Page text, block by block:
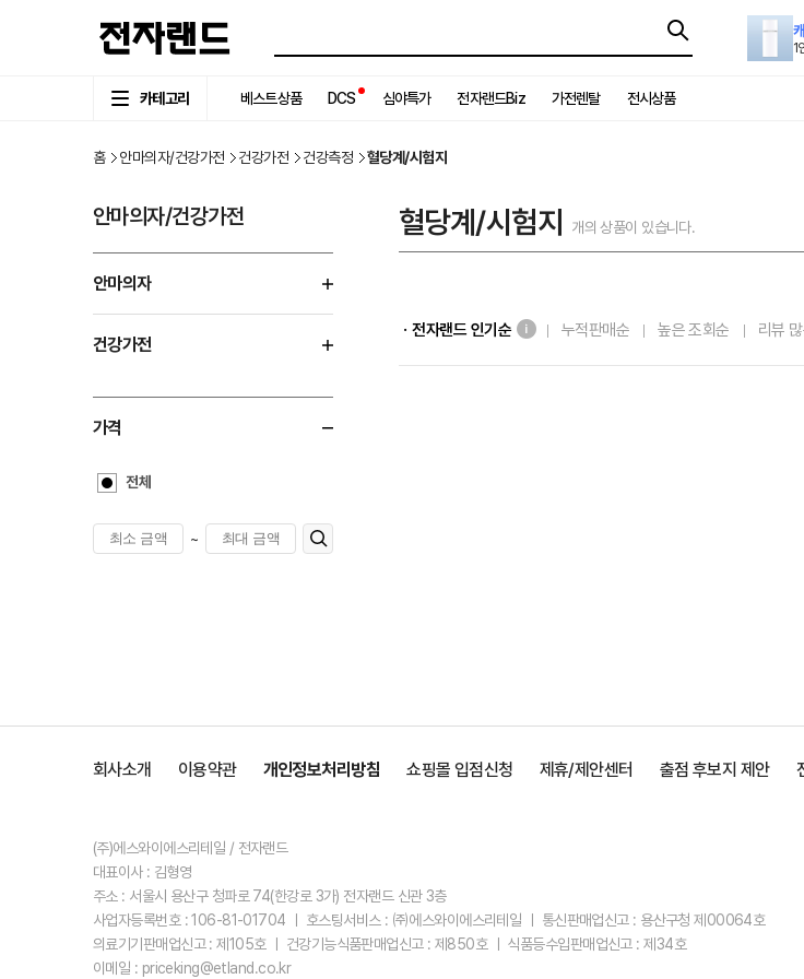
1
카테고리 베스트상품 DCS 심야특가 전자랜드Biz 가전렌탈 전시상품
홈 안마의자/건강가전 건강가전 건강측정 혈당계/시험지
안마의자/건강가전
안마의자
건강가전
가격
전체
~
혈당계/시험지 개의 상품이 있습니다.
ㆍ전자랜드 인기순 누적판매순 높은 조회순 리뷰
회사소개 이용약관 개인정보처리방침 쇼핑몰 입점신청 제휴/제안센터 출점 후보지 제안
(주)에스와이에스리테일 / 전자랜드
대표이사 : 김형영
주소 : 서울시 용산구 청파로 74(한강로 3가) 전자랜드 신관 3층
사업자등록번호 : 106-81-01704 ㅣ 호스팅서비스 : ㈜에스와이에스리테일 ㅣ 통신판매업신고 : 용산구청 제00064호
의료기기판매업신고 : 제105호 ㅣ 건강기능식품판매업신고 : 제850호 ㅣ 식품등수입판매업신고 : 제34호
이메일 : priceking@etland.co.kr